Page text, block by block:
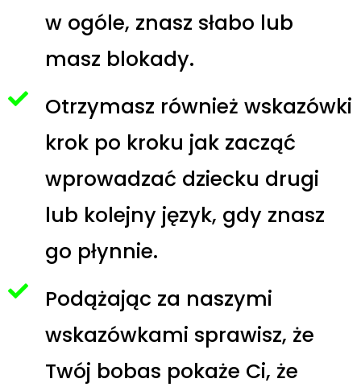
w ogóle, znasz słabo lub
masz blokady.
Otrzymasz również wskazówki
krok po kroku jak zacząć
wprowadzać dziecku drugi
lub kolejny język, gdy znasz
go płynnie.
Podążając za naszymi
wskazówkami sprawisz, że
Twój bobas pokaże Ci, że